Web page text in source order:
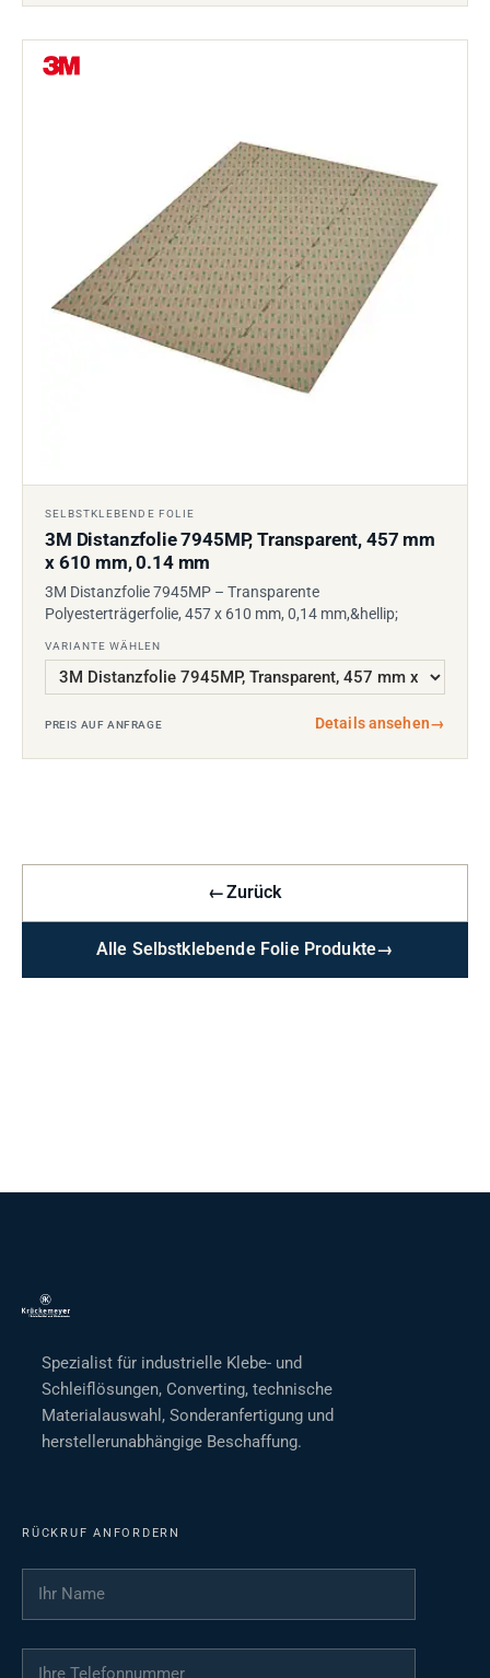
SELBSTKLEBENDE FOLIE
3M Distanzfolie 7945MP, Transparent, 457 mm
x 610 mm, 0.14 mm
3M Distanzfolie 7945MP – Transparente
Polyesterträgerfolie, 457 x 610 mm, 0,14 mm,&hellip;
VARIANTE WÄHLEN
PREIS AUF ANFRAGE Details ansehen→
←Zurück
Alle Selbstklebende Folie Produkte→
Spezialist für industrielle Klebe- und
Schleiflösungen, Converting, technische
Materialauswahl, Sonderanfertigung und
herstellerunabhängige Beschaffung.
RÜCKRUF ANFORDERN
Ihr Name
Ihre Telefonnummer